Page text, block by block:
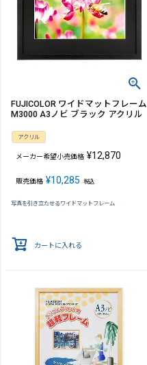
FUJICOLOR ワイドマットフレーム
M3000 A3ノビ ブラック アクリル
アクリル
メーカー希望小売価格 ¥12,870
販売価格 ¥10,285 税込
写真を引き立たせるワイドマットフレーム
カートに入れる